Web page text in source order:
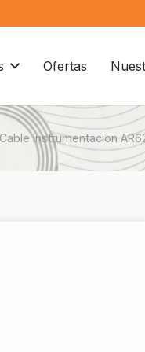
Ofertas
Cable instrumentacion